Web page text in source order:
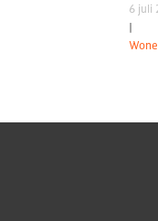
6 juli
|